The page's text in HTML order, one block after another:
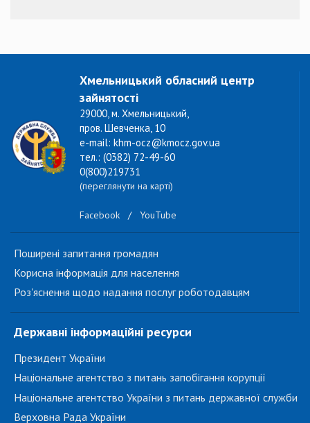
Хмельницький обласний центр
зайнятості
29000, м. Хмельницький,
пров. Шевченка, 10
e-mail: khm-ocz@kmocz.gov.ua
тел.: (0382) 72-49-60
0(800)219731
(переглянути на карті)
Facebook / YouTube
Поширені запитання громадян
Корисна інформація для населення
Роз'яснення щодо надання послуг роботодавцям
Державні інформаційні ресурси
Президент України
Національне агентство з питань запобігання корупції
Національне агентство України з питань державної служби
Верховна Рада України